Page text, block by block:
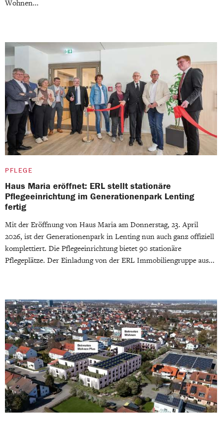
Wohnen...
PFLEGE
Haus Maria eröffnet: ERL stellt stationäre
Pflegeeinrichtung im Generationenpark Lenting
fertig
Mit der Eröffnung von Haus Maria am Donnerstag, 23. April
2026, ist der Generationenpark in Lenting nun auch ganz offiziell
komplettiert. Die Pflegeeinrichtung bietet 90 stationäre
Pflegeplätze. Der Einladung von der ERL Immobiliengruppe aus...